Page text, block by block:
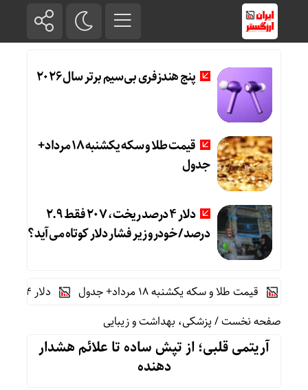
پنج هندزفری بی‌سیم برتر سال ۲۰۲۶
قیمت طلا و سکه یکشنبه 18 مرداد+
جدول
دلار ۴ درصد ریخت، ۲۰۷ فقط ۲.۹
درصد / خودرو زیر فشار دلار کوتاه می‌آید؟
قیمت طلا و سکه یکشنبه 18 مرداد+ جدول
دلار ۴ درصد ریخت، ۲۰۷ فقط ۲.۹ درصد / خودرو زیر فشار دلار کوتاه می‌آید؟
صفحه نخست/پزشکی، بهداشت و زیبایی
آریتمی قلبی؛ از تپش ساده تا علائم هشدار
دهنده